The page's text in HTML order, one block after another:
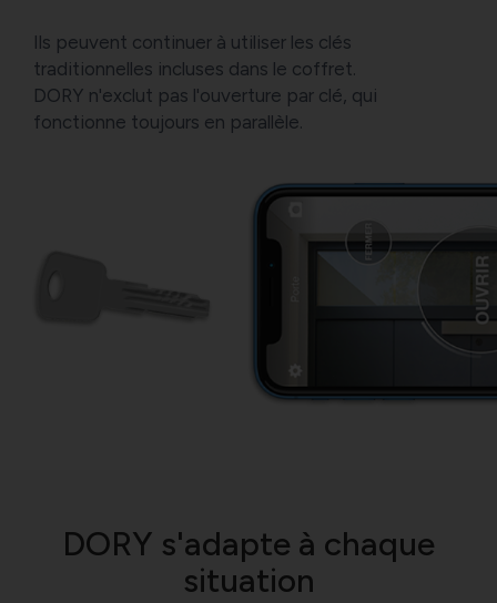
Ils peuvent continuer à utiliser les clés
traditionnelles incluses dans le coffret.
DORY n'exclut pas l'ouverture par clé, qui
fonctionne toujours en parallèle.
DORY s'adapte à chaque
situation